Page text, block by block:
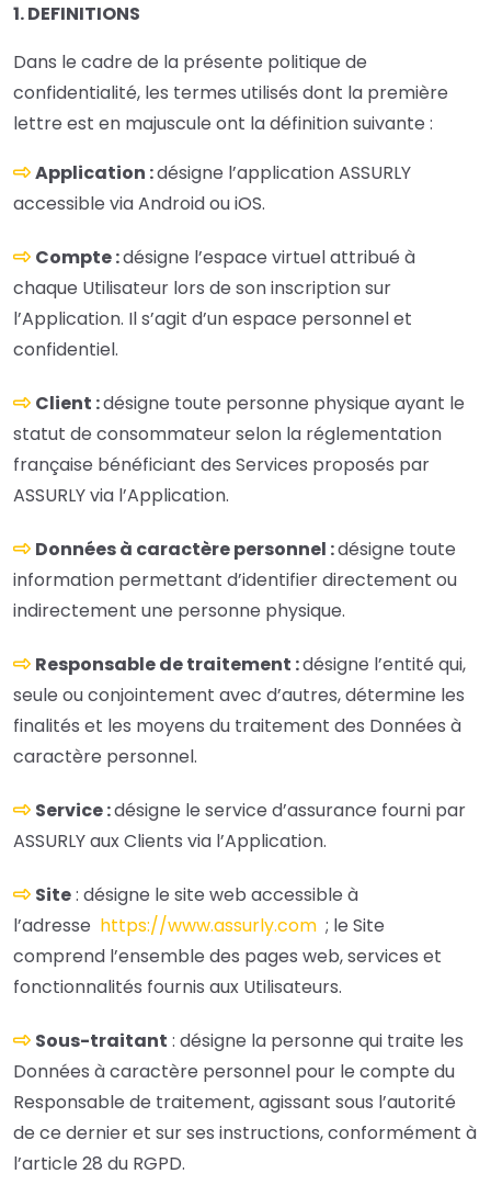
1. DEFINITIONS
Dans le cadre de la présente politique de
confidentialité, les termes utilisés dont la première
lettre est en majuscule ont la définition suivante :
Application :désigne l’application ASSURLY
accessible via Android ou iOS.
Compte :désigne l’espace virtuel attribué à
chaque Utilisateur lors de son inscription sur
l’Application. Il s’agit d’un espace personnel et
confidentiel.
Client :désigne toute personne physique ayant le
statut de consommateur selon la réglementation
française bénéficiant des Services proposés par
ASSURLY via l’Application.
Données à caractère personnel :désigne toute
information permettant d’identifier directement ou
indirectement une personne physique.
Responsable de traitement :désigne l’entité qui,
seule ou conjointement avec d’autres, détermine les
finalités et les moyens du traitement des Données à
caractère personnel.
Service :désigne le service d’assurance fourni par
ASSURLY aux Clients via l’Application.
Site: désigne le site web accessible à
l’adresse https://www.assurly.com ; le Site
comprend l’ensemble des pages web, services et
fonctionnalités fournis aux Utilisateurs.
Sous-traitant : désigne la personne qui traite les
Données à caractère personnel pour le compte du
Responsable de traitement, agissant sous l’autorité
de ce dernier et sur ses instructions, conformément à
l’article 28 du RGPD.